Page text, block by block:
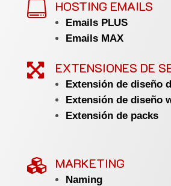
 HOSTING EMAILS
Emails PLUS
Emails MAX
 EXTENSIONES DE
Extensión de diseño
Extensión de diseño
Extensión de packs
 MARKETING
Naming